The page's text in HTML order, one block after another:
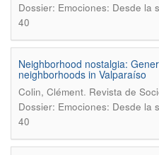
Dossier: Emociones: Desde la
40
Neighborhood nostalgia:
neighborhoods in Valparaíso
Colin, Clément. Revista de
Dossier: Emociones: Desde la
40